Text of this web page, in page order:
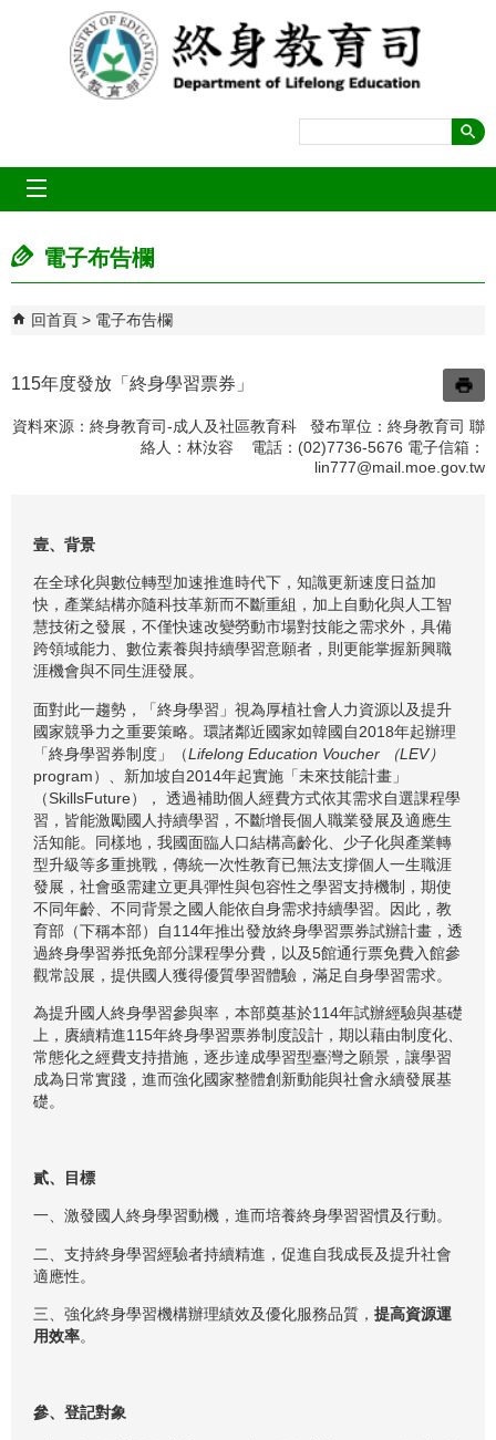
跳到主要內容區塊
電子布告欄
回首頁 電子布告欄
115年度發放「終身學習票券」
資料來源：終身教育司-成人及社區教育科 發布單位：終身教育司 聯
絡人：林汝容 電話：(02)7736-5676 電子信箱：
lin777@mail.moe.gov.tw
壹、背景
在全球化與數位轉型加速推進時代下，知識更新速度日益加
快，產業結構亦隨科技革新而不斷重組，加上自動化與人工智
慧技術之發展，不僅快速改變勞動市場對技能之需求外，具備
跨領域能力、數位素養與持續學習意願者，則更能掌握新興職
涯機會與不同生涯發展。
面對此一趨勢，「終身學習」視為厚植社會人力資源以及提升
國家競爭力之重要策略。環諸鄰近國家如韓國自2018年起辦理
「終身學習券制度」（Lifelong Education Voucher （LEV）
program）、新加坡自2014年起實施「未來技能計畫」
（SkillsFuture）， 透過補助個人經費方式依其需求自選課程學
習，皆能激勵國人持續學習，不斷增長個人職業發展及適應生
活知能。同樣地，我國面臨人口結構高齡化、少子化與產業轉
型升級等多重挑戰，傳統一次性教育已無法支撐個人一生職涯
發展，社會亟需建立更具彈性與包容性之學習支持機制，期使
不同年齡、不同背景之國人能依自身需求持續學習。因此，教
育部（下稱本部）自114年推出發放終身學習票券試辦計畫，透
過終身學習券抵免部分課程學分費，以及5館通行票免費入館參
觀常設展，提供國人獲得優質學習體驗，滿足自身學習需求。
為提升國人終身學習參與率，本部奠基於114年試辦經驗與基礎
上，賡續精進115年終身學習票券制度設計，期以藉由制度化、
常態化之經費支持措施，逐步達成學習型臺灣之願景，讓學習
成為日常實踐，進而強化國家整體創新動能與社會永續發展基
礎。
貳、目標
一、激發國人終身學習動機，進而培養終身學習習慣及行動。
二、支持終身學習經驗者持續精進，促進自我成長及提升社會
適應性。
三、強化終身學習機構辦理績效及優化服務品質， 提高資源運
用效率。
參、登記對象